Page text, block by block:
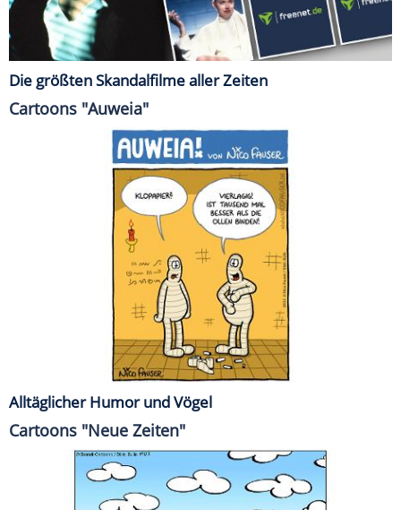
Die größten Skandalfilme aller Zeiten
Cartoons "Auweia"
Alltäglicher Humor und Vögel
Cartoons "Neue Zeiten"